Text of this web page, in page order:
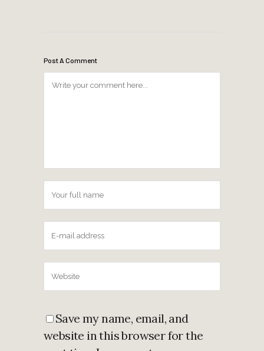
Post A Comment
Save my name, email, and
website in this browser for the